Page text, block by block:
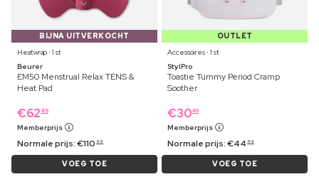
BIJNA UITVERKOCHT
Heatwrap ⋅ 1 st
Beurer
EM50 Menstrual Relax TENS &
Heat Pad
€62 89
Memberprijs
Normale prijs:€110 99
VOEG TOE
OUTLET
Accessoires ⋅ 1 st
StylPro
Toastie Tummy Period Cramp
Soother
€3049
Memberprijs
Normale prijs:€44 99
VOEG TOE